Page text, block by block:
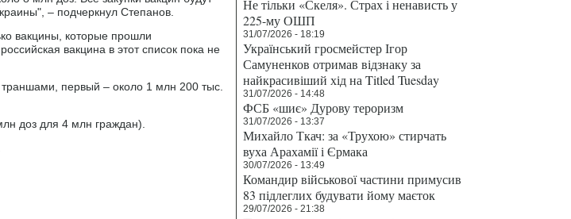
– подчеркнул Степанов.
вакцины, которые прошли
вакцина в этот список пока не
первый – около 1 млн 200 тыс.
доз для 4 млн граждан).
Не тільки «Скеля». Страх і ненависть у
225-му ОШП
31/07/2026 - 18:19
Український гросмейстер Ігор
Самуненков отримав відзнаку за
найкрасивіший хід на Titled Tuesday
31/07/2026 - 14:48
ФСБ «шиє» Дурову тероризм
31/07/2026 - 13:37
Михайло Ткач: за «Трухою» стирчать
вуха Арахамії і Єрмака
30/07/2026 - 13:49
Командир військової частини примусив
83 підлеглих будувати йому маєток
29/07/2026 - 21:38